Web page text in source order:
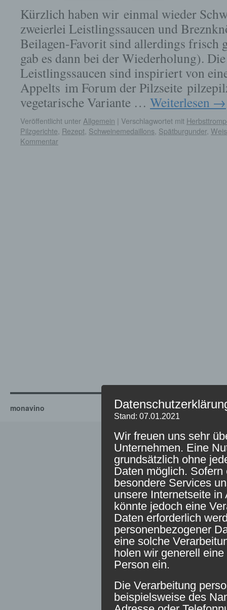
Kürzlich haben wir einmal wieder
zweierlei Leistlingssaucen und
Beilagen-Favorit sind allerdings frisch
gab es dann bei der Wiederholung).
Leistlingssaucen sind inspiriert von
Appelts im Forum der Pilzseite
vegetarische Variante … Weiterlesen →
Veröffentlicht unter Allgemein | Verschlagwortet mit
Pilzgerichte Rezept Schweinemedaillons Spätburgunder,
Kommentar
monavino
Stand: 07.01.2021
Wir freuen uns sehr
Unternehmen. Eine
grundsätzlich ohne
Daten möglich.
besondere Services
unsere Internetseite
könnte jedoch eine
Daten erforderlich
personenbezogener
eine solche
holen wir generell
Person ein.
Die Verarbeitung
beispielsweise des